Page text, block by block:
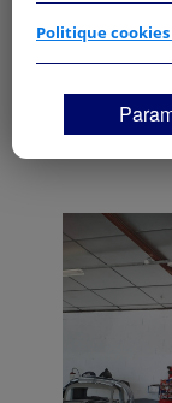
Si vous
vos centres
déposés et lus sur
Vous pouvez
"Continuer sans
Politique